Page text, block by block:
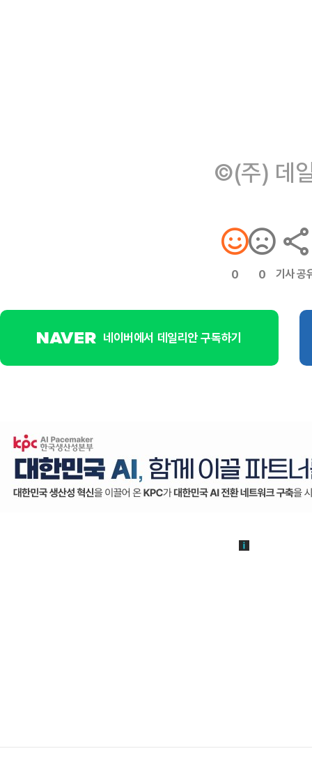
©(주) 데
0 0 기사 공
네이버에서 데일리안 구독하기